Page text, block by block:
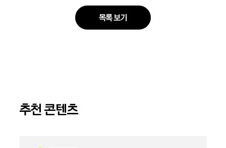
목록 보기
추천 콘텐츠